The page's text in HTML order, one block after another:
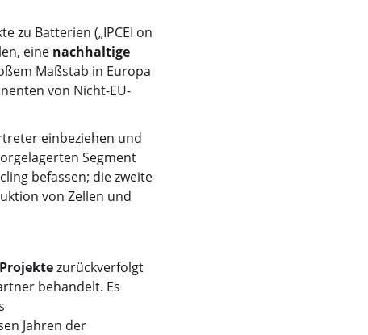
zu Batterien („IPCEI on
eine nachhaltige
Maßstab in Europa
von Nicht-EU-
einbeziehen und
Segment
befassen; die zweite
von Zellen und
zurückverfolgt
behandelt. Es
Jahren der